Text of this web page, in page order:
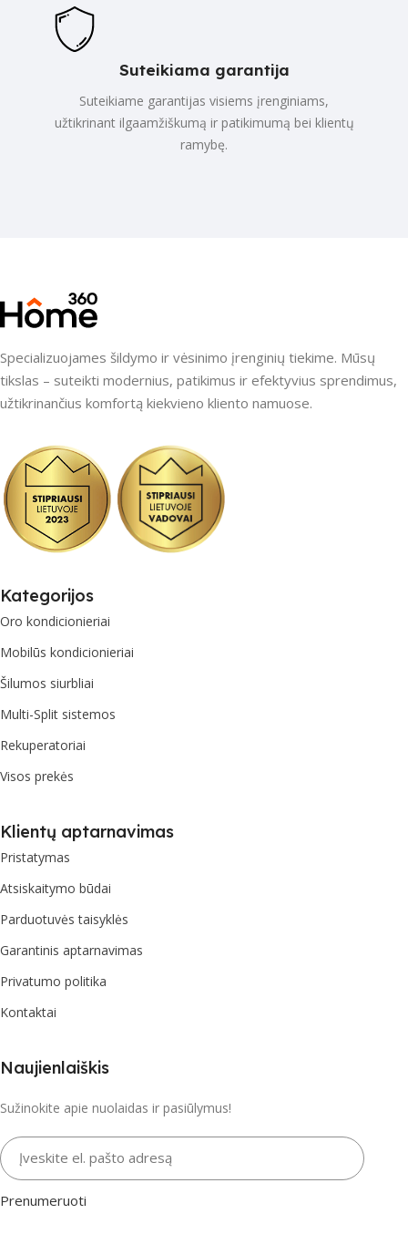
Suteikiama garantija
Suteikiame garantijas visiems įrenginiams,
užtikrinant ilgaamžiškumą ir patikimumą bei klientų
ramybę.
Specializuojames šildymo ir vėsinimo įrenginių tiekime. Mūsų
tikslas – suteikti modernius, patikimus ir efektyvius sprendimus,
užtikrinančius komfortą kiekvieno kliento namuose.
Kategorijos
Oro kondicionieriai
Mobilūs kondicionieriai
Šilumos siurbliai
Multi-Split sistemos
Rekuperatoriai
Visos prekės
Klientų aptarnavimas
Pristatymas
Atsiskaitymo būdai
Parduotuvės taisyklės
Garantinis aptarnavimas
Privatumo politika
Kontaktai
Naujienlaiškis
Sužinokite apie nuolaidas ir pasiūlymus!
Įveskite el. pašto adresą
Prenumeruoti